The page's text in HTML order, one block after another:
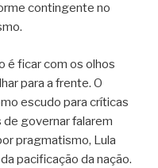
contingente no
é ficar com os olhos
para a frente. O
escudo para críticas
governar falarem
pragmatismo, Lula
pacificação da nação.